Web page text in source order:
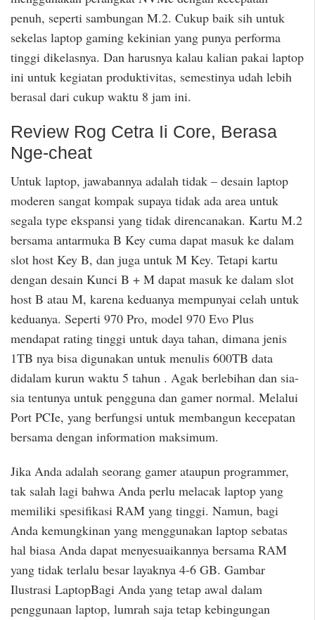
penuh, seperti sambungan M.2. Cukup baik sih untuk
sekelas laptop gaming kekinian yang punya performa
tinggi dikelasnya. Dan harusnya kalau kalian pakai laptop
ini untuk kegiatan produktivitas, semestinya udah lebih
berasal dari cukup waktu 8 jam ini.
Review Rog Cetra Ii Core, Berasa
Nge-cheat
Untuk laptop, jawabannya adalah tidak – desain laptop
moderen sangat kompak supaya tidak ada area untuk
segala type ekspansi yang tidak direncanakan. Kartu M.2
bersama antarmuka B Key cuma dapat masuk ke dalam
slot host Key B, dan juga untuk M Key. Tetapi kartu
dengan desain Kunci B + M dapat masuk ke dalam slot
host B atau M, karena keduanya mempunyai celah untuk
keduanya. Seperti 970 Pro, model 970 Evo Plus
mendapat rating tinggi untuk daya tahan, dimana jenis
1TB nya bisa digunakan untuk menulis 600TB data
didalam kurun waktu 5 tahun . Agak berlebihan dan sia-
sia tentunya untuk pengguna dan gamer normal. Melalui
Port PCIe, yang berfungsi untuk membangun kecepatan
bersama dengan information maksimum.
Jika Anda adalah seorang gamer ataupun programmer,
tak salah lagi bahwa Anda perlu melacak laptop yang
memiliki spesifikasi RAM yang tinggi. Namun, bagi
Anda kemungkinan yang menggunakan laptop sebatas
hal biasa Anda dapat menyesuaikannya bersama RAM
yang tidak terlalu besar layaknya 4-6 GB. Gambar
Ilustrasi LaptopBagi Anda yang tetap awal dalam
penggunaan laptop, lumrah saja tetap kebingungan